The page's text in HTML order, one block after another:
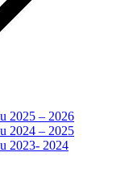
2025 – 2026
2024 – 2025
2023- 2024